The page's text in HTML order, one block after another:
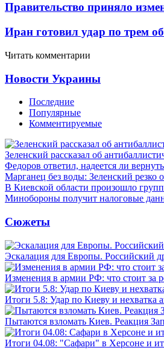
Правительство приняло
Иран готовил удар по трем
Читать комментарии
Новости Украины
Последние
Популярные
Комментируемые
Зеленский рассказал об
Федоров ответил, надеется ли
Марганец без воды: Зеленский резко
В Киевской области произошло
Минобороны получит налоговые
Сюжеты
Эскалация для Европы. Российский
Изменения в армии РФ: что стоит за
Итоги 5.8: Удар по Киеву и нехватка
Пытаются взломать Киев. Реакция
Итоги 04.08: "Сафари" в Херсоне и